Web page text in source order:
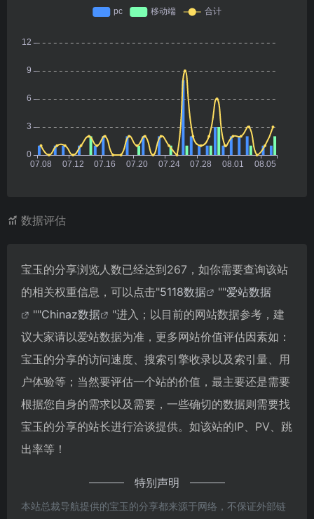
数据评估
宝玉的分享浏览人数已经达到267，如你需要查询该站
的相关权重信息，可以点击"5118数据 ""爱站数据
""Chinaz数据
"进入；以目前的网站数据参考，建
议大家请以爱站数据为准，更多网站价值评估因素如：
宝玉的分享的访问速度、搜索引擎收录以及索引量、用
户体验等；当然要评估一个站的价值，最主要还是需要
根据您自身的需求以及需要，一些确切的数据则需要找
宝玉的分享的站长进行洽谈提供。如该站的IP、PV、跳
出率等！
特别声明
本站总裁导航提供的宝玉的分享都来源于网络，不保证外部链